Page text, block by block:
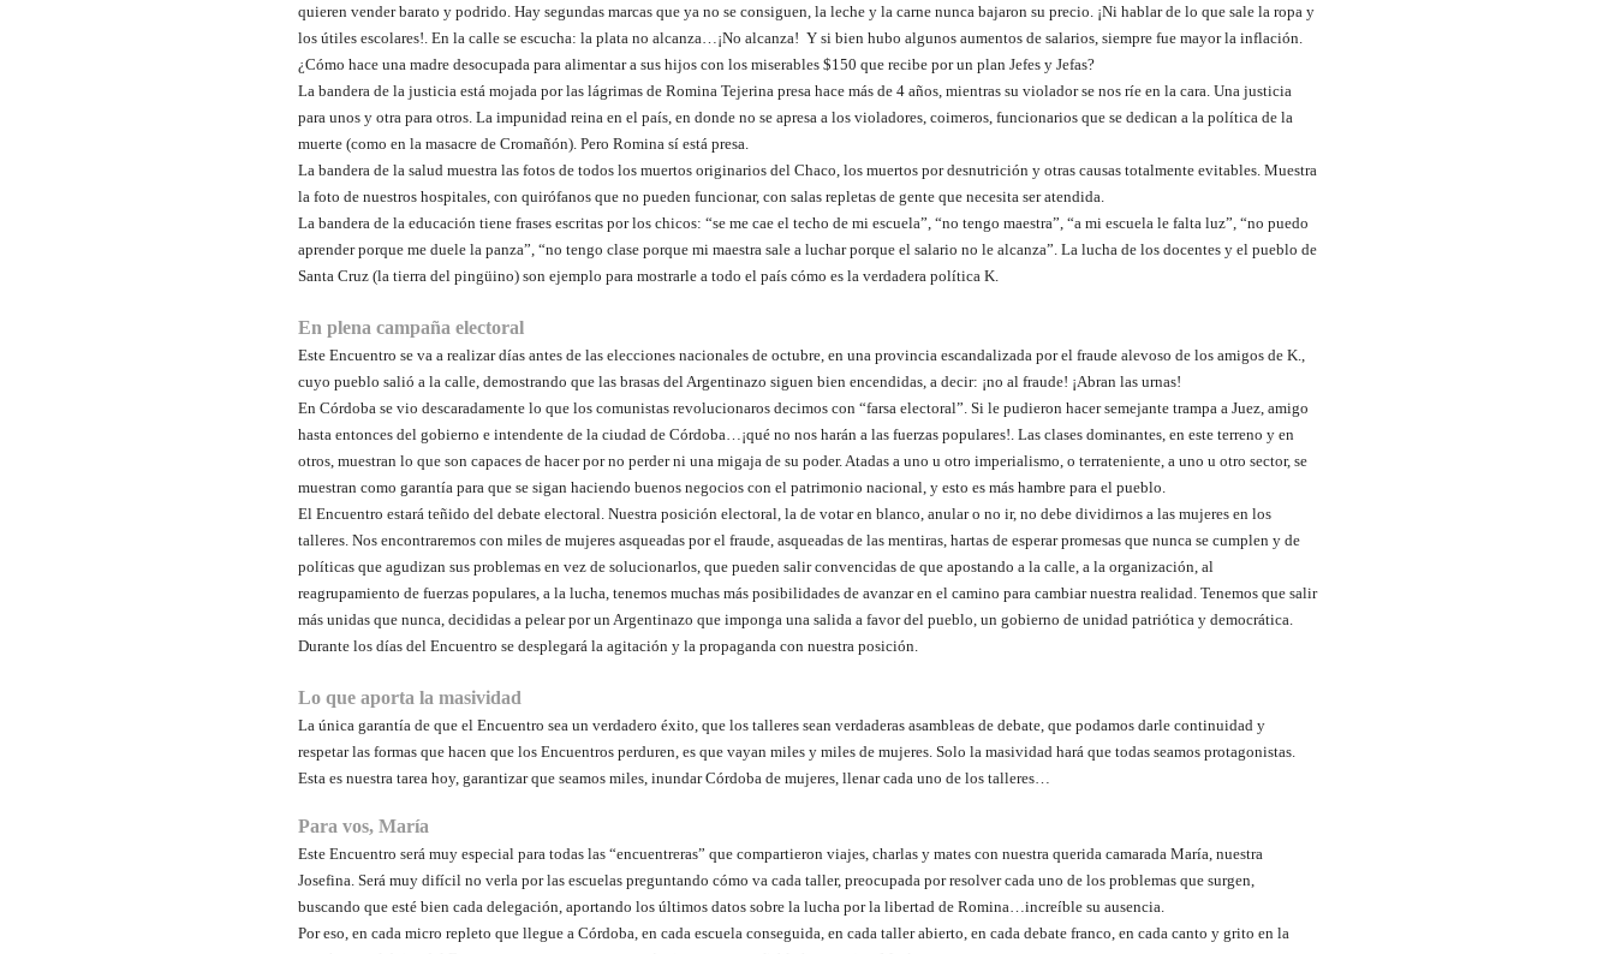
quieren vender barato y podrido. Hay segundas marcas que ya no se consiguen, la leche y la carne nunca bajaron su precio. ¡Ni hablar de lo que sale la ropa y
los útiles escolares!. En la calle se escucha: la plata no alcanza…¡No alcanza! Y si bien hubo algunos aumentos de salarios, siempre fue mayor la inflación.
¿Cómo hace una madre desocupada para alimentar a sus hijos con los miserables $150 que recibe por un plan Jefes y Jefas?
La bandera de la justicia está mojada por las lágrimas de Romina Tejerina presa hace más de 4 años, mientras su violador se nos ríe en la cara. Una justicia
para unos y otra para otros. La impunidad reina en el país, en donde no se apresa a los violadores, coimeros, funcionarios que se dedican a la política de la
muerte (como en la masacre de Cromañón). Pero Romina sí está presa.
La bandera de la salud muestra las fotos de todos los muertos originarios del Chaco, los muertos por desnutrición y otras causas totalmente evitables. Muestra
la foto de nuestros hospitales, con quirófanos que no pueden funcionar, con salas repletas de gente que necesita ser atendida.
La bandera de la educación tiene frases escritas por los chicos: “se me cae el techo de mi escuela”, “no tengo maestra”, “a mi escuela le falta luz”, “no puedo
aprender porque me duele la panza”, “no tengo clase porque mi maestra sale a luchar porque el salario no le alcanza”. La lucha de los docentes y el pueblo de
Santa Cruz (la tierra del pingüino) son ejemplo para mostrarle a todo el país cómo es la verdadera política K.
En plena campaña electoral
Este Encuentro se va a realizar días antes de las elecciones nacionales de octubre, en una provincia escandalizada por el fraude alevoso de los amigos de K.,
cuyo pueblo salió a la calle, demostrando que las brasas del Argentinazo siguen bien encendidas, a decir: ¡no al fraude! ¡Abran las urnas!
En Córdoba se vio descaradamente lo que los comunistas revolucionaros decimos con “farsa electoral”. Si le pudieron hacer semejante trampa a Juez, amigo
hasta entonces del gobierno e intendente de la ciudad de Córdoba…¡qué no nos harán a las fuerzas populares!. Las clases dominantes, en este terreno y en
otros, muestran lo que son capaces de hacer por no perder ni una migaja de su poder. Atadas a uno u otro imperialismo, o terrateniente, a uno u otro sector, se
muestran como garantía para que se sigan haciendo buenos negocios con el patrimonio nacional, y esto es más hambre para el pueblo.
El Encuentro estará teñido del debate electoral. Nuestra posición electoral, la de votar en blanco, anular o no ir, no debe dividirnos a las mujeres en los
talleres. Nos encontraremos con miles de mujeres asqueadas por el fraude, asqueadas de las mentiras, hartas de esperar promesas que nunca se cumplen y de
políticas que agudizan sus problemas en vez de solucionarlos, que pueden salir convencidas de que apostando a la calle, a la organización, al
reagrupamiento de fuerzas populares, a la lucha, tenemos muchas más posibilidades de avanzar en el camino para cambiar nuestra realidad. Tenemos que salir
más unidas que nunca, decididas a pelear por un Argentinazo que imponga una salida a favor del pueblo, un gobierno de unidad patriótica y democrática.
Durante los días del Encuentro se desplegará la agitación y la propaganda con nuestra posición.
Lo que aporta la masividad
La única garantía de que el Encuentro sea un verdadero éxito, que los talleres sean verdaderas asambleas de debate, que podamos darle continuidad y
respetar las formas que hacen que los Encuentros perduren, es que vayan miles y miles de mujeres. Solo la masividad hará que todas seamos protagonistas.
Esta es nuestra tarea hoy, garantizar que seamos miles, inundar Córdoba de mujeres, llenar cada uno de los talleres…
Para vos, María
Este Encuentro será muy especial para todas las “encuentreras” que compartieron viajes, charlas y mates con nuestra querida camarada María, nuestra
Josefina. Será muy difícil no verla por las escuelas preguntando cómo va cada taller, preocupada por resolver cada uno de los problemas que surgen,
buscando que esté bien cada delegación, aportando los últimos datos sobre la lucha por la libertad de Romina…increíble su ausencia.
Por eso, en cada micro repleto que llegue a Córdoba, en cada escuela conseguida, en cada taller abierto, en cada debate franco, en cada canto y grito en la